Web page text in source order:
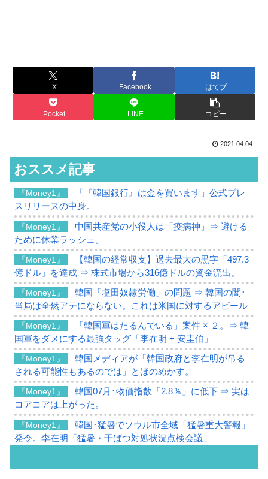
X Facebook はてブ
Pocket LINE コピー
2021.04.04
おススメ記事
『Money1』
「『韓国銀行』は金を買います」公式プレ
スリリースの中身。
『Money1』
中国共産党の小役人は「疫病神」⇒ 避ける
ために休業ラッシュ。
『Money1』
【韓国の経常収支】過去最大の黒字「497.3
億ドル」を達成 ⇒ 株式市場から316億ドルの資金流出。
『Money1』
韓国「塩田奴隷労働」の問題 ⇒ 韓国の闇･
当局は全然アテにならない。これは米国に対するアピール
『Money1』
「韓国軍はたるんでいる」案件 × ２。⇒ 韓
国軍をダメにする最強タッグ「李在明 + 安圭伯」
『Money1』
韓国メディアが「韓国政府と李在明が吊る
される可能性もあるのでは」とほのめかす。
『Money1』
韓国07月･物価指数「2.8％」に低下 ⇒ 実は
コアコアは上がった。
『Money1』
韓国･猛暑でソウル市全域「猛暑重大警報」
発令。李在明「猛暑・干ばつ対処状況点検会議」
07月販売台数は去年のほぼ半分「71台」しか売れなかっ